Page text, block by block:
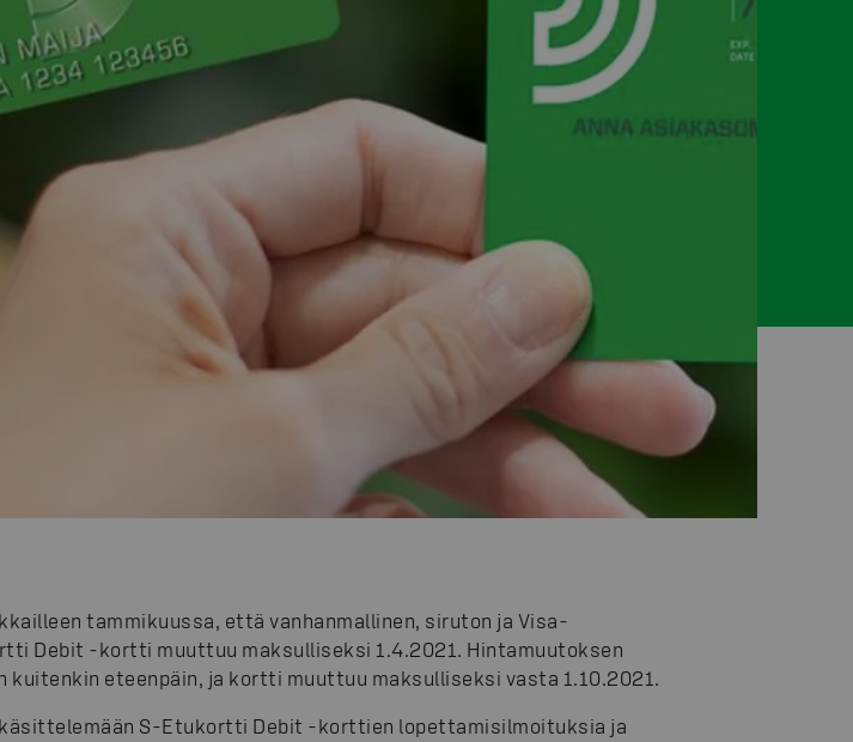
tammikuussa, että vanhanmallinen, siruton ja Visa-
Debit -kortti muuttuu maksulliseksi 1.4.2021. Hintamuutoksen
kuitenkin eteenpäin, ja kortti muuttuu maksulliseksi vasta 1.10.2021.
käsittelemään S-Etukortti Debit -korttien lopettamisilmoituksia ja